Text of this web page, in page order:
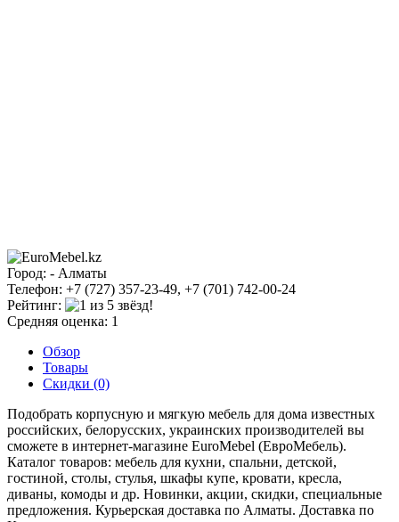
Город: - Алматы
Телефон: +7 (727) 357-23-49, +7 (701) 742-00-24
Рейтинг:
Средняя оценка: 1
Обзор
Товары
Скидки (0)
Подобрать корпусную и мягкую мебель для дома известных
российских, белорусских, украинских производителей вы
сможете в интернет-магазине ЕuroMebel (ЕвроМебель).
Каталог товаров: мебель для кухни, спальни, детской,
гостиной, столы, стулья, шкафы купе, кровати, кресла,
диваны, комоды и др. Новинки, акции, скидки, специальные
предложения. Курьерская доставка по Алматы. Доставка по